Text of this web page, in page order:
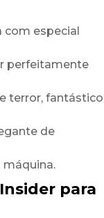
com especial
perfeitamente
terror, fantástico
de
para